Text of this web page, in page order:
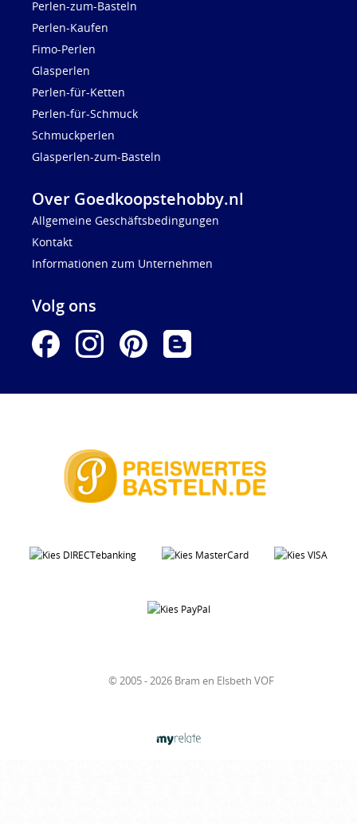
Perlen-zum-Basteln
Perlen-Kaufen
Fimo-Perlen
Glasperlen
Perlen-für-Ketten
Perlen-für-Schmuck
Schmuckperlen
Glasperlen-zum-Basteln
Over Goedkoopstehobby.nl
Allgemeine Geschäftsbedingungen
Kontakt
Informationen zum Unternehmen
Volg ons
© 2005 - 2026 Bram en Elsbeth VOF